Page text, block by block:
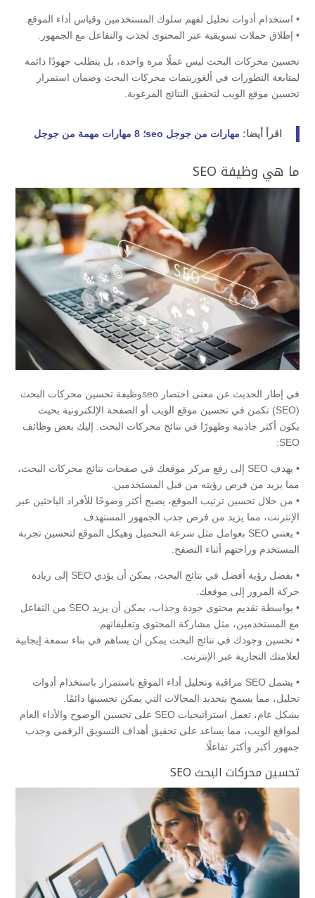
• استخدام أدوات تحليل لفهم سلوك المستخدمين وقياس أداء الموقع.
• إطلاق حملات تسويقية عبر المحتوى لجذب والتفاعل مع الجمهور.
تحسين محركات البحث ليس عملًا مرة واحدة، بل يتطلب جهودًا دائمة
لمتابعة التطورات في ألغوريتمات محركات البحث وضمان استمرار
تحسين موقع الويب لتحقيق النتائج المرغوبة.
اقرأ أيضا: مهارات من جوجل seo؛ 8 مهارات مهمة من جوجل
ما هي وظيفة SEO
في إطار الحديث عن معنى اختصار seoوظيفة تحسين محركات البحث
(SEO) تكمن في تحسين موقع الويب أو الصفحة الإلكترونية بحيث
يكون أكثر جاذبية وظهورًا في نتائج محركات البحث. إليك بعض وظائف
SEO:
• يهدف SEO إلى رفع مركز موقعك في صفحات نتائج محركات البحث،
مما يزيد من فرص رؤيته من قبل المستخدمين.
• من خلال تحسين ترتيب الموقع، يصبح أكثر وضوحًا للأفراد الباحثين عبر
الإنترنت، مما يزيد من فرص جذب الجمهور المستهدف.
• يعتني SEO بعوامل مثل سرعة التحميل وهيكل الموقع لتحسين تجربة
المستخدم وراحتهم أثناء التصفح.
• بفضل رؤية أفضل في نتائج البحث، يمكن أن يؤدي SEO إلى زيادة
حركة المرور إلى موقعك.
• بواسطة تقديم محتوى جودة وجذاب، يمكن أن يزيد SEO من التفاعل
مع المستخدمين، مثل مشاركة المحتوى وتعليقاتهم.
• تحسين وجودك في نتائج البحث يمكن أن يساهم في بناء سمعة إيجابية
لعلامتك التجارية عبر الإنترنت.
• يشمل SEO مراقبة وتحليل أداء الموقع باستمرار باستخدام أدوات
تحليل، مما يسمح بتحديد المجالات التي يمكن تحسينها دائمًا.
بشكل عام، تعمل استراتيجيات SEO على تحسين الوضوح والأداء العام
لمواقع الويب، مما يساعد على تحقيق أهداف التسويق الرقمي وجذب
جمهور أكبر وأكثر تفاعلًا.
تحسين محركات البحث SEO